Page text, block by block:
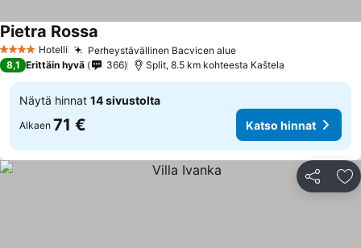
4 Tähtiluokitus
Hotelli Perheystävällinen Bacvicen alue
Pietra Rossa
8,1 Erittäin hyvä 366 Split, 8.5 km kohteesta Kaštela
Näytä hinnat 14 sivustolta
Alkaen 71 € Katso hinnat
Jaa